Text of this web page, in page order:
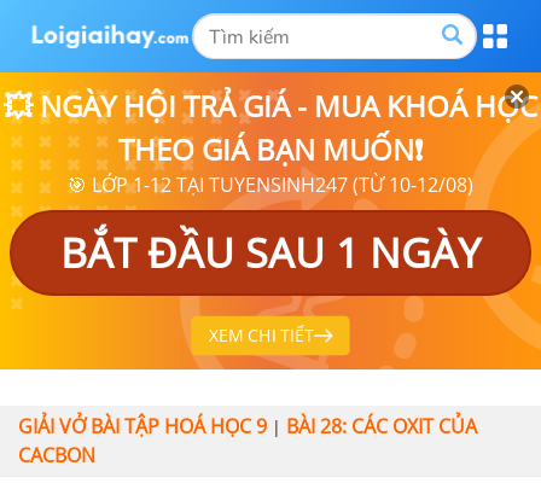
💥 NGÀY HỘI TRẢ GIÁ - MUA KHOÁ HỌC
THEO GIÁ BẠN MUỐN❗
🎯 LỚP 1-12 TẠI TUYENSINH247 (TỪ 10-12/08)
BẮT ĐẦU SAU 1 NGÀY
XEM CHI TIẾT
GIẢI VỞ BÀI TẬP HOÁ HỌC 9 | BÀI 28: CÁC OXIT CỦA
CACBON